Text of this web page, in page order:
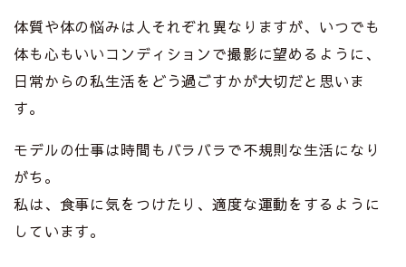
体質や体の悩みは人それぞれ異なりますが、いつでも
体も心もいいコンディションで撮影に望めるように、
日常からの私生活をどう過ごすかが大切だと思いま
す。
モデルの仕事は時間もバラバラで不規則な生活になり
がち。
私は、食事に気をつけたり、適度な運動をするように
しています。